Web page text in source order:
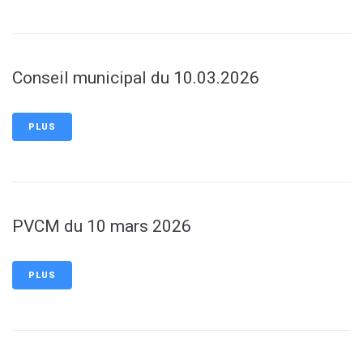
Conseil municipal du 10.03.2026
PLUS
PVCM du 10 mars 2026
PLUS